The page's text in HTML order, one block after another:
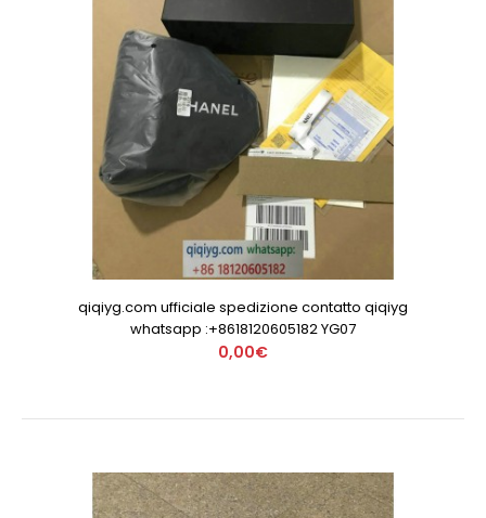
qiqiyg.com ufficiale spedizione contatto qiqiyg
whatsapp :+8618120605182 YG07
0,00€